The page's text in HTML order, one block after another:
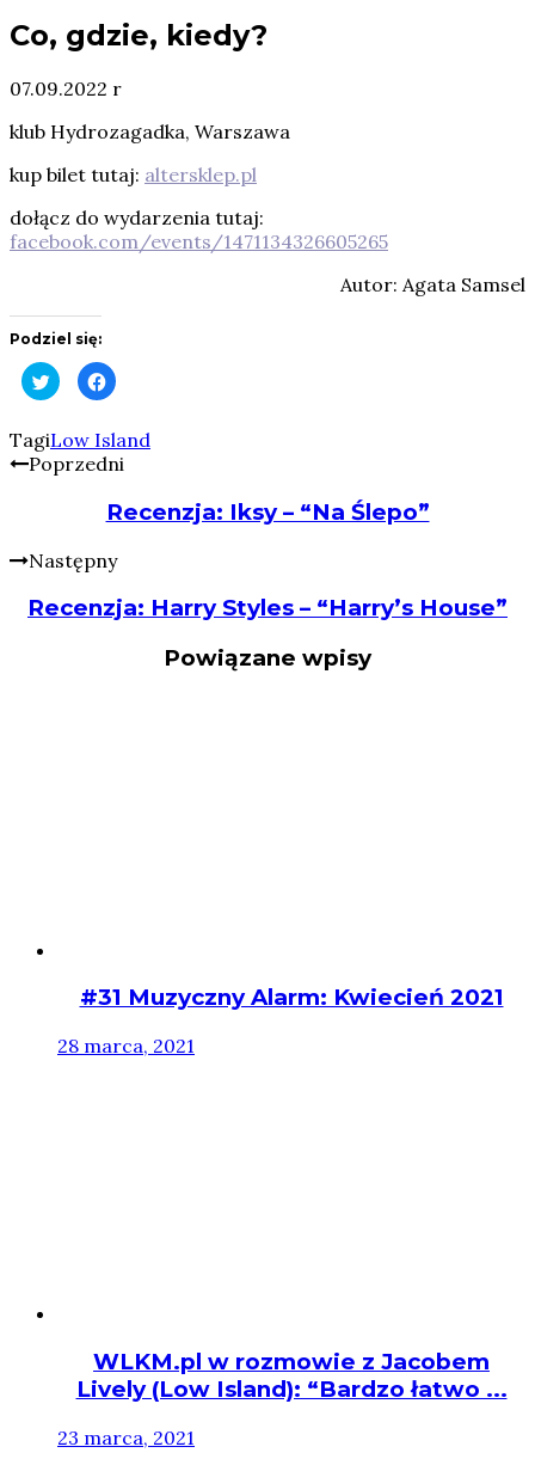
Co, gdzie, kiedy?
07.09.2022 r
klub Hydrozagadka, Warszawa
kup bilet tutaj: altersklep.pl
dołącz do wydarzenia tutaj:
facebook.com/events/1471134326605265
Autor: Agata Samsel
Podziel się:
Click
to
share
Twitter
(Opens
in
new
Click
to
Facebook
(Opens
in
new
TagiLow Island
Poprzedni
Recenzja: Iksy – “Na Ślepo”
Następny
Recenzja: Harry Styles – “Harry’s House”
Powiązane wpisy
#31 Muzyczny Alarm: Kwiecień 2021
28 marca, 2021
WLKM.pl w rozmowie z Jacobem
Lively (Low Island): “Bardzo łatwo ...
23 marca, 2021